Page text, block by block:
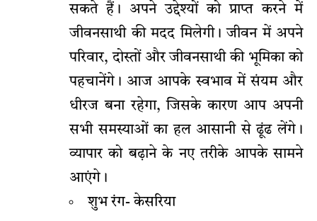
सकते हैं। अपने उद्देश्यों को प्राप्त करने में
जीवनसाथी की मदद मिलेगी। जीवन में अपने
परिवार, दोस्तों और जीवनसाथी की भूमिका को
पहचानेंगे। आज आपके स्वभाव में संयम और
धीरज बना रहेगा, जिसके कारण आप अपनी
सभी समस्याओं का हल आसानी से ढूंढ लेंगे।
व्यापार को बढ़ाने के नए तरीके आपके सामने
आएंगे।
शुभ रंग- केसरिया